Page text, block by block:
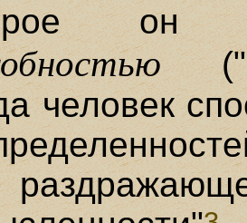
человек